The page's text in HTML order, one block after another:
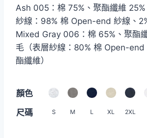
到
Ash 005：棉 75%、聚酯纖維 25%
紗線：98% 棉 Open-end 紗線、
Mixed Gray 006：棉 65%、聚酯
毛（表層紗線：80% 棉 Open-end
酯纖維）
顏色
尺碼
S M L XL 2XL